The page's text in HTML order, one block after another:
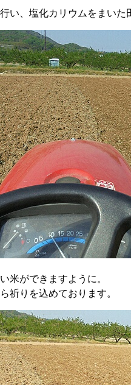
い、塩化カリウムをまいた
米ができますように。
祈りを込めております。